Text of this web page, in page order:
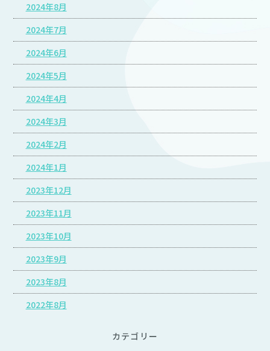
2024年8月
2024年7月
2024年6月
2024年5月
2024年4月
2024年3月
2024年2月
2024年1月
2023年12月
2023年11月
2023年10月
2023年9月
2023年8月
2022年8月
カテゴリー